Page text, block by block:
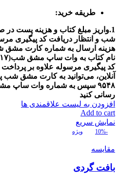
طریقه خرید:
1.واریز مبلغ کتاب و هزینه پست
شب و انتظار دریافت کد پیگیری
هزینه ارسال به شماره کارت مشق
نام کتاب به وات ساپ مشق شب(
کد پیگیری مرسوله علاوه بر
آنلاین، می‌توانید به کارت مشق شب
۹۵۴۸ سپس به شماره وات ساپ
رسانی کنید
افزودن به لیست علاقمندی ها
Add to cart
نمایش سریع
-10% ویژه
مقایسه
بافت گردی